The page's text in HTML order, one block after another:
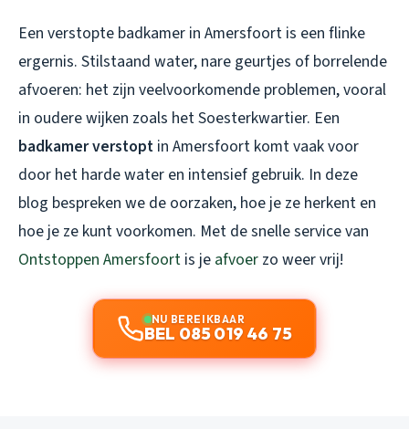
Een verstopte badkamer in Amersfoort is een flinke
ergernis. Stilstaand water, nare geurtjes of borrelende
afvoeren: het zijn veelvoorkomende problemen, vooral
in oudere wijken zoals het Soesterkwartier. Een
badkamer verstopt in Amersfoort komt vaak voor
door het harde water en intensief gebruik. In deze
blog bespreken we de oorzaken, hoe je ze herkent en
hoe je ze kunt voorkomen. Met de snelle service van
Ontstoppen Amersfoort is je afvoer zo weer vrij!
NU BEREIKBAAR
BEL 085 019 46 75